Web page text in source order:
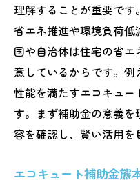
熊本県で省エネル
熊本県で効率
方法
省エネルギー
賢い組み合わせ
エコキュート
熊本県省エネ
理解することが重要で
省エネ推進や環境負荷低
国や自治体は住宅の省
意しているからです。
性能を満たすエコキュ
す。まず補助金の意義
容を確認し、賢い活用を
エコキュート補助金熊